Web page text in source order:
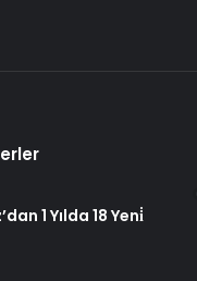
1 Yılda 18 Yeni̇